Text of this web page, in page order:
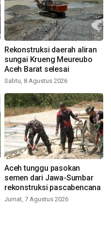
Rekonstruksi daerah aliran
sungai Krueng Meureubo
Aceh Barat selesai
Sabtu, 8 Agustus 2026
Aceh tunggu pasokan
semen dari Jawa-Sumbar
rekonstruksi pascabencana
Jumat, 7 Agustus 2026